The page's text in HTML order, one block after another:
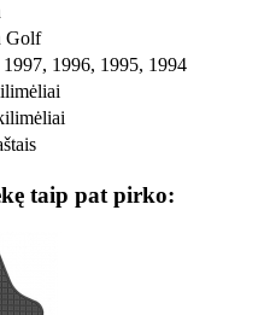
Golf
1996, 1995, 1994
taip pat pirko: